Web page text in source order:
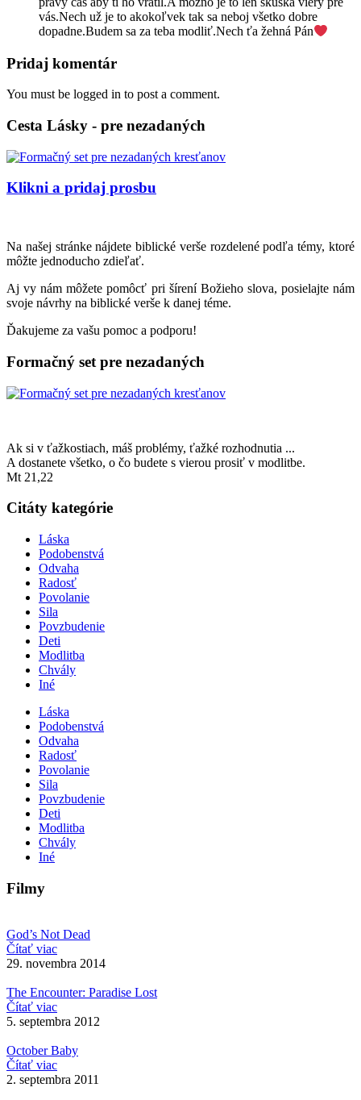
vás.Nech už je to akokoľvek tak sa neboj všetko dobre
dopadne.Budem sa za teba modliť.Nech ťa žehná Pán
Pridaj komentár
You must be logged in to post a comment.
Cesta Lásky - pre nezadaných
Klikni a pridaj prosbu
Na našej stránke nájdete biblické verše rozdelené podľa témy, ktoré
môžte jednoducho zdieľať.
Aj vy nám môžete pomôcť pri šírení Božieho slova, posielajte nám
svoje návrhy na biblické verše k danej téme.
Ďakujeme za vašu pomoc a podporu!
Formačný set pre nezadaných
Ak si v ťažkostiach, máš problémy, ťažké rozhodnutia ...
A dostanete všetko, o čo budete s vierou prosiť v modlitbe.
Mt 21,22
Citáty kategórie
Láska
Podobenstvá
Odvaha
Radosť
Povolanie
Sila
Povzbudenie
Deti
Modlitba
Chvály
Iné
Láska
Podobenstvá
Odvaha
Radosť
Povolanie
Sila
Povzbudenie
Deti
Modlitba
Chvály
Iné
Filmy
God’s Not Dead
Čítať viac
29. novembra 2014
The Encounter: Paradise Lost
Čítať viac
5. septembra 2012
October Baby
Čítať viac
2. septembra 2011